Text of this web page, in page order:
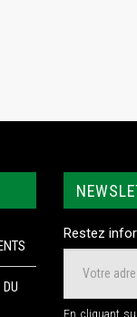
Restez
En cliquant